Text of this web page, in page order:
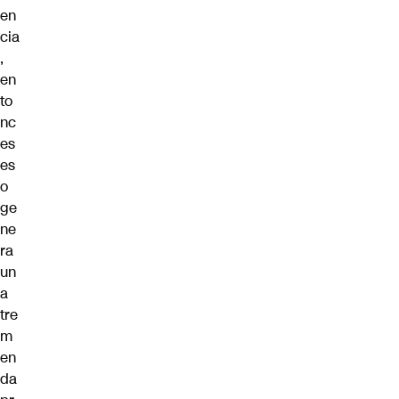
en
cia
,
en
to
nc
es
es
o
ge
ne
ra
un
a
tre
m
en
da